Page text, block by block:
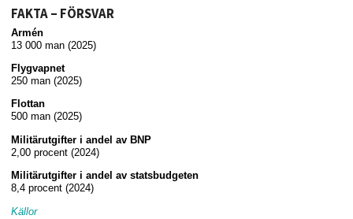
FAKTA – FÖRSVAR
Armén
13 000 man (2025)
Flygvapnet
250 man (2025)
Flottan
500 man (2025)
Militärutgifter i andel av BNP
2,00 procent (2024)
Militärutgifter i andel av statsbudgeten
8,4 procent (2024)
Källor